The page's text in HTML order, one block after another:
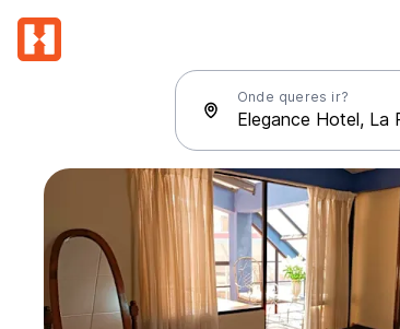
Onde queres ir?